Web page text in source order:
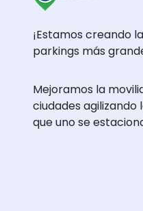
¡Estamos creando
parkings más
Mejoramos la
ciudades agilizando
que uno se